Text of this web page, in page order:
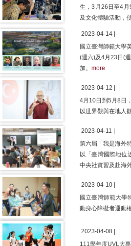
生，3月26日至4
及文化體驗活動，
2023-04-14 |
國立臺灣師範大學
(週六)及4月23日(
加。 more
2023-04-12 |
4月10日到5月8日
以世界觀與在地人
2023-04-11 |
第六屆「我是海外
以「臺灣國際地位
中央社實習及赴海
2023-04-10 |
國立臺灣師範大學
動身心障礙者運動
2023-04-08 |
111學年度UVL大